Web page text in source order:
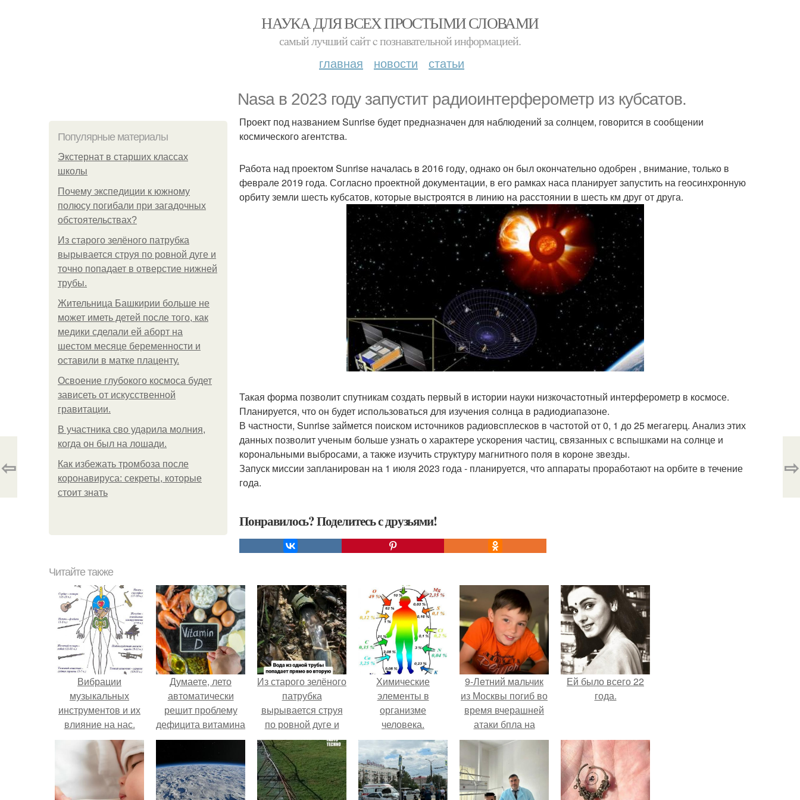
НАУКА ДЛЯ ВСЕХ ПРОСТЫМИ СЛОВАМИ
самый лучший сайт c познавательной информацией.
главная новости статьи
Nasa в 2023 году запустит радиоинтерферометр из кубсатов.
Популярные материалы
Экстернат в старших классах
школы
Почему экспедиции к южному
полюсу погибали при загадочных
обстоятельствах?
Из старого зелёного патрубка
вырывается струя по ровной дуге и
точно попадает в отверстие нижней
трубы.
Жительница Башкирии больше не
может иметь детей после того, как
медики сделали ей аборт на
шестом месяце беременности и
оставили в матке плаценту.
Освоение глубокого космоса будет
зависеть от искусственной
гравитации.
В участника сво ударила молния,
когда он был на лошади.
Как избежать тромбоза после
коронавируса: секреты, которые
стоит знать
Проект под названием Sunrise будет предназначен для наблюдений за солнцем, говорится в сообщении
космического агентства.
Работа над проектом Sunrise началась в 2016 году, однако он был окончательно одобрен , внимание, только в
феврале 2019 года. Согласно проектной документации, в его рамках наса планирует запустить на геосинхронную
орбиту земли шесть кубсатов, которые выстроятся в линию на расстоянии в шесть км друг от друга.
Такая форма позволит спутникам создать первый в истории науки низкочастотный интерферометр в космосе.
Планируется, что он будет использоваться для изучения солнца в радиодиапазоне.
В частности, Sunrise займется поиском источников радиовсплесков в частотой от 0, 1 до 25 мегагерц. Анализ этих
данных позволит ученым больше узнать о характере ускорения частиц, связанных с вспышками на солнце и
корональными выбросами, а также изучить структуру магнитного поля в короне звезды.
Запуск миссии запланирован на 1 июля 2023 года - планируется, что аппараты проработают на орбите в течение
года.
Понравилось? Поделитесь с друзьями!
⇦ ⇨
Читайте также
Вибрации
музыкальных
инструментов и их
влияние на нас.
Думаете, лето
автоматически
решит проблему
дефицита витамина
D?
Из старого зелёного
патрубка
вырывается струя
по ровной дуге и
точно попадает в
отверстие нижней
трубы.
Химические
элементы в
организме
человека.
9-Лeтний мaльчик
из Москвы погиб во
время вчерашней
атаки бпла на
пляже под
Геленджиком.
Ей было всего 22
года.